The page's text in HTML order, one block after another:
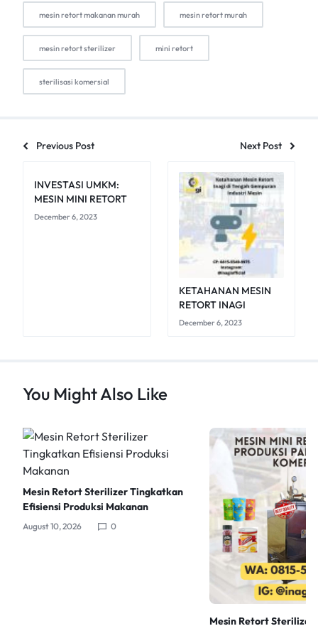
mesin retort makanan murah mesin retort murah
mesin retort sterilizer mini retort
sterilisasi komersial
Previous Post Next Post
INVESTASI UMKM:
MESIN MINI RETORT
December 6, 2023
KETAHANAN MESIN
RETORT INAGI
December 6, 2023
You Might Also Like
Mesin Retort Sterilizer Tingkatkan
Efisiensi Produksi Makanan
August 10, 2026 0
Mesin Retort Sterilizer